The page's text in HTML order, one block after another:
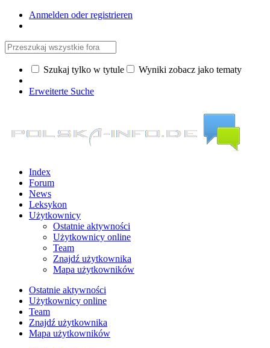
Anmelden oder registrieren
Szukaj tylko w tytule Wyniki zobacz jako tematy
Erweiterte Suche
Index
Forum
News
Leksykon
Użytkownicy
Ostatnie aktywności
Użytkownicy online
Team
Znajdź użytkownika
Mapa użytkowników
Ostatnie aktywności
Użytkownicy online
Team
Znajdź użytkownika
Mapa użytkowników